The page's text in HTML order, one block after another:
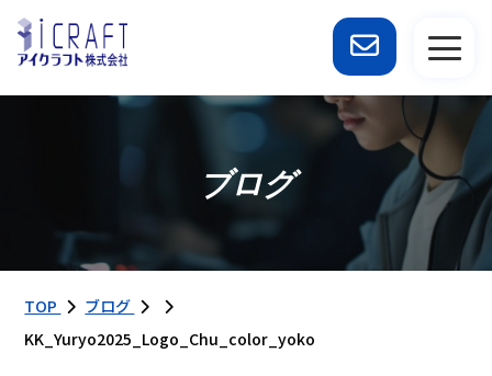
ブログ
TOP
ブログ
KK_Yuryo2025_Logo_Chu_color_yoko